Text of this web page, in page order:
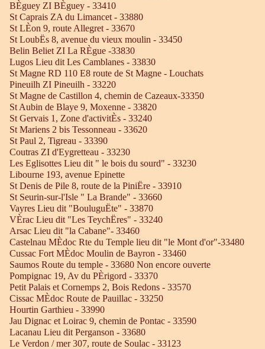
BÈguey ZI BÈguey - 33410
St Caprais ZA du Limancet - 33880
St LÈon 9, route Allegret - 33670
St LoubËs 8, avenue du vieux moulin - 33450
Belin Beliet ZI La RÈgue -33830
Lugos Lieu dit Les Camblanes - 33830
St Magne RD 110 E8 route de St Magne - Louchats
Pineuilh ZI Pineuilh - 33220
St Magne de Castillon 4, chemin de Cazeaux-33350
St Aubin de Blaye 9, Moxenne - 33820
St Gervais 1, Zone d'activitÈs - 33240
St Mariens 2 bis Tessonneau - 33620
St Paul 2, Tigreau - 33390
Coutras ZI d'Eygretteau - 33230
Les Eglisottes Lieu dit " le bois du sourd" - 33230
Libourne 193, avenue Epinette
St Denis de Pile 8, route de la PiniËre - 33910
St Seurin-sur-l'Isle " La Brande" - 33660
Vayres Lieu dit "BouluguËte" - 33870
VÈrac Lieu dit "Les TeychËres" - 33240
Arsac Lieu dit "la Cabane"- 33460
Castelnau MÈdoc Rte du Temple lieu dit "le Mont d'or"-33480
Cussac Fort MÈdoc Moulin de Bayron - 33460
Saumos Route du temple - 33680 Non encore ouverte
Pompignac 19, Av du PÈrigord - 33370
Petit Palais et Cornemps 2, Bois Redons - 33570
Cissac MÈdoc Route de Pauillac - 33250
Hourtin Garthieu - 33990
Jau Dignac et Loirac 9, chemin de Pontac - 33590
Lacanau Lieu dit Perganson - 33680
Le Verdon / mer 307, route de Soulac - 33123